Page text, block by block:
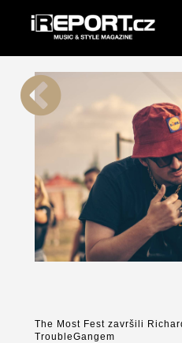
The Most Fest završili
TroubleGangem